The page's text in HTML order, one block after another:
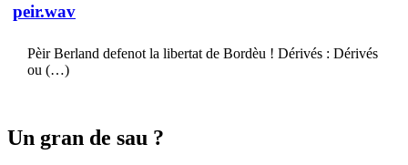
peir.wav
Pèir Berland defenot la libertat de Bordèu ! Dérivés : Dérivés
ou (…)
Un gran de sau ?